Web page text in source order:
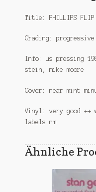
Title: PHILLIPS
Grading: progressive
Info: us pressing
stein, mike moore
Cover: near mint
Vinyl: very good ++
labels nm
Ähnliche